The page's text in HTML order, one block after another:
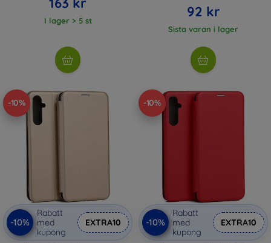
I lager > 5 st
92 kr
Sista varan i lager
-10%
-10%
Rabatt
med
kupong
EXTRA10
-10%
-10%
Rabatt
med
kupong
EXTRA10